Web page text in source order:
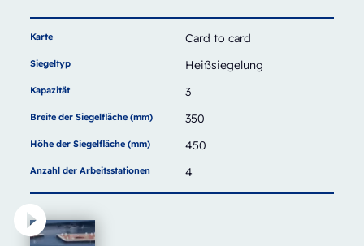
Karte Card to card
Siegeltyp Heißsiegelung
Kapazität 3
Breite der Siegelfläche (mm) 350
Höhe der Siegelfläche (mm) 450
Anzahl der Arbeitsstationen 4